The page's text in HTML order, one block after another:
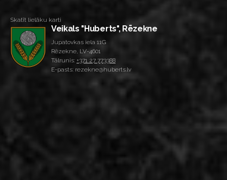
Skatīt lielāku karti
Veikals "Huberts", Rēzekne
Jupatovkas iela 11G
Rēzekne, LV-4601
Tālrunis: +371 27 773388
E-pasts: rezekne@huberts.lv